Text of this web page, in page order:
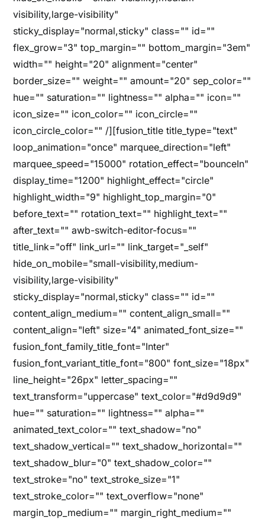
visibility,large-visibility"
sticky_display="normal,sticky" class="" id=""
flex_grow="3" top_margin="" bottom_margin="3em"
width="" height="20" alignment="center"
border_size="" weight="" amount="20" sep_color=""
hue="" saturation="" lightness="" alpha="" icon=""
icon_size="" icon_color="" icon_circle=""
icon_circle_color="" /][fusion_title title_type="text"
loop_animation="once" marquee_direction="left"
marquee_speed="15000" rotation_effect="bounceIn"
display_time="1200" highlight_effect="circle"
highlight_width="9" highlight_top_margin="0"
before_text="" rotation_text="" highlight_text=""
after_text="" awb-switch-editor-focus=""
title_link="off" link_url="" link_target="_self"
hide_on_mobile="small-visibility,medium-
visibility,large-visibility"
sticky_display="normal,sticky" class="" id=""
content_align_medium="" content_align_small=""
content_align="left" size="4" animated_font_size=""
fusion_font_family_title_font="Inter"
fusion_font_variant_title_font="800" font_size="18px"
line_height="26px" letter_spacing=""
text_transform="uppercase" text_color="#d9d9d9"
hue="" saturation="" lightness="" alpha=""
animated_text_color="" text_shadow="no"
text_shadow_vertical="" text_shadow_horizontal=""
text_shadow_blur="0" text_shadow_color=""
text_stroke="no" text_stroke_size="1"
text_stroke_color="" text_overflow="none"
margin_top_medium="" margin_right_medium=""